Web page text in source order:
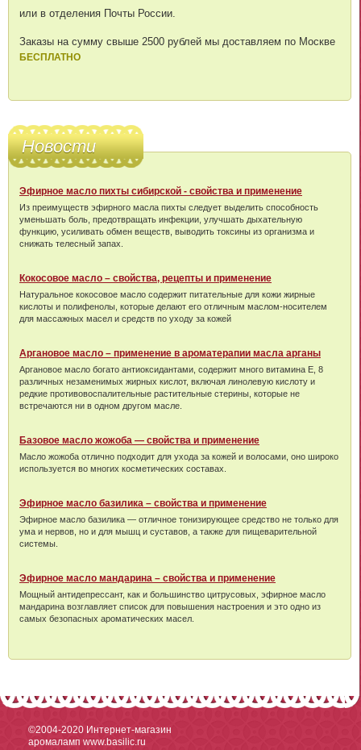
или в отделения Почты России.
Заказы на сумму свыше 2500 рублей мы доставляем по Москве
БЕСПЛАТНО
Новости
Эфирное масло пихты сибирской - свойства и применение
Из преимуществ эфирного масла пихты следует выделить способность
уменьшать боль, предотвращать инфекции, улучшать дыхательную
функцию, усиливать обмен веществ, выводить токсины из организма и
снижать телесный запах.
Кокосовое масло – свойства, рецепты и применение
Натуральное кокосовое масло содержит питательные для кожи жирные
кислоты и полифенолы, которые делают его отличным маслом-носителем
для массажных масел и средств по уходу за кожей
Аргановое масло – применение в ароматерапии масла арганы
Аргановое масло богато антиоксидантами, содержит много витамина Е, 8
различных незаменимых жирных кислот, включая линолевую кислоту и
редкие противовоспалительные растительные стерины, которые не
встречаются ни в одном другом масле.
Базовое масло жожоба — свойства и применение
Масло жожоба отлично подходит для ухода за кожей и волосами, оно широко
используется во многих косметических составах.
Эфирное масло базилика – свойства и применение
Эфирное масло базилика — отличное тонизирующее средство не только для
ума и нервов, но и для мышц и суставов, а также для пищеварительной
системы.
Эфирное масло мандарина – свойства и применение
Мощный антидепрессант, как и большинство цитрусовых, эфирное масло
мандарина возглавляет список для повышения настроения и это одно из
самых безопасных ароматических масел.
©2004-2020 Интернет-магазин
аромаламп www.basilic.ru